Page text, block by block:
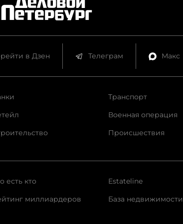
в Дзен Телеграм Макс
Транспорт
Военная операция
Происшествия
есть кто
миллиардеров
Estateline
База недвижимости